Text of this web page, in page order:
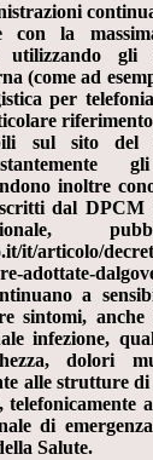
con la
utilizzando gli
(come ad
per
sul sito del
inoltre
dal
it/articolo/
a
sintomi, anche
infezione,
dolori
alle strutture
telefonicamente
di
Salute.